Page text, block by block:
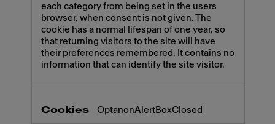
each category from being set in the users
browser, when consent is not given. The
cookie has a normal lifespan of one year, so
that returning visitors to the site will have
their preferences remembered. It contains no
information that can identify the site visitor.
OptanonAlertBoxClosed